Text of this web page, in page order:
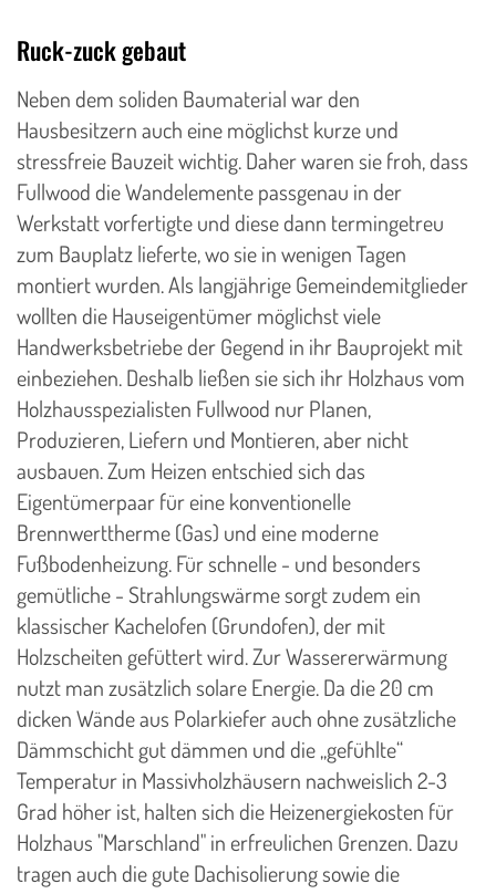
Ruck-zuck gebaut
Neben dem soliden Baumaterial war den
Hausbesitzern auch eine möglichst kurze und
stressfreie Bauzeit wichtig. Daher waren sie froh, dass
Fullwood die Wandelemente passgenau in der
Werkstatt vorfertigte und diese dann termingetreu
zum Bauplatz lieferte, wo sie in wenigen Tagen
montiert wurden. Als langjährige Gemeindemitglieder
wollten die Hauseigentümer möglichst viele
Handwerksbetriebe der Gegend in ihr Bauprojekt mit
einbeziehen. Deshalb ließen sie sich ihr Holzhaus vom
Holzhausspezialisten Fullwood nur Planen,
Produzieren, Liefern und Montieren, aber nicht
ausbauen. Zum Heizen entschied sich das
Eigentümerpaar für eine konventionelle
Brennwerttherme (Gas) und eine moderne
Fußbodenheizung. Für schnelle - und besonders
gemütliche - Strahlungswärme sorgt zudem ein
klassischer Kachelofen (Grundofen), der mit
Holzscheiten gefüttert wird. Zur Wassererwärmung
nutzt man zusätzlich solare Energie. Da die 20 cm
dicken Wände aus Polarkiefer auch ohne zusätzliche
Dämmschicht gut dämmen und die „gefühlte“
Temperatur in Massivholzhäusern nachweislich 2-3
Grad höher ist, halten sich die Heizenergiekosten für
Holzhaus "Marschland" in erfreulichen Grenzen. Dazu
tragen auch die gute Dachisolierung sowie die